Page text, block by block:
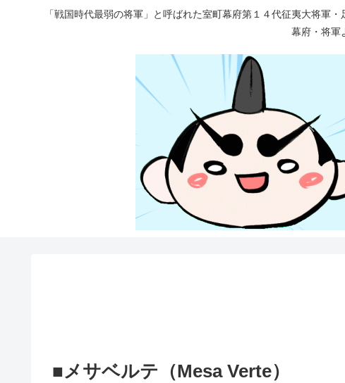
「戦国時代最弱の将軍」と呼ばれた室町幕府第１４代征夷大将軍
幕府・将軍
■メサベルテ（Mesa Verte）